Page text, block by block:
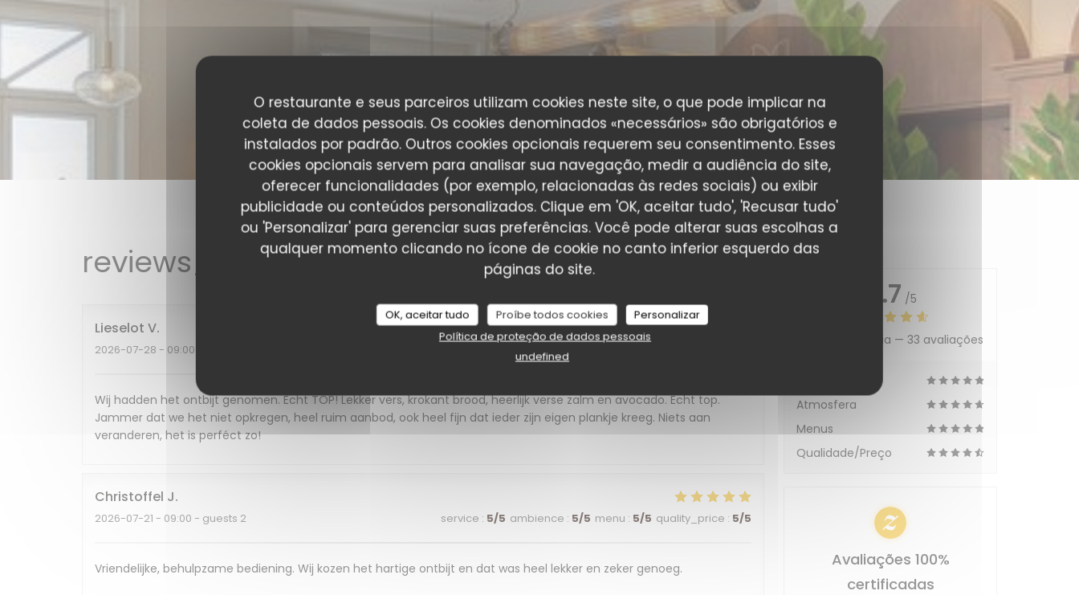
O restaurante e seus parceiros utilizam cookies neste site, o que pode implicar na
coleta de dados pessoais. Os cookies denominados «necessários» são obrigatórios e
instalados por padrão. Outros cookies opcionais requerem seu consentimento. Esses
cookies opcionais servem para analisar sua navegação, medir a audiência do site,
oferecer funcionalidades (por exemplo, relacionadas às redes sociais) ou exibir
publicidade ou conteúdos personalizados. Clique em 'OK, aceitar tudo', 'Recusar tudo'
ou 'Personalizar' para gerenciar suas preferências. Você pode alterar suas escolhas a
qualquer momento clicando no ícone de cookie no canto inferior esquerdo das
páginas do site.
OK, aceitar tudo Proíbe todos cookies
Personalizar
Política de proteção de dados pessoais
undefined
reviews_from_our_clients_following_booking
Lieselot V
2026-07-28 - 09:00 - guests 2 ambience :
Wij hadden het ontbijt genomen. Echt TOP! Lekker vers, krokant brood, heerlijk verse zalm en avocado. Echt top.
Jammer dat we het niet opkregen, heel ruim aanbod, ook heel fijn dat ieder zijn eigen plankje kreeg. Niets aan
veranderen, het is perféct zo!
Christoffel J
2026-07-21 - 09:00 - guests 2 service : 5/5 ambience : 5/5 menu : 5/5 quality_price : 5/5
Vriendelijke, behulpzame bediening. Wij kozen het hartige ontbijt en dat was heel lekker en zeker genoeg.
4.7 /5
Avaliação média — 33 avaliações
Atmosfera
Menus
Qualidade/Preço
Avaliações 100%
certificadas